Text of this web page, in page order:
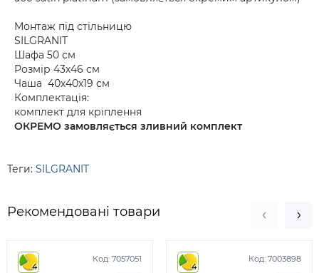
Монтаж під стільницю
SILGRANIT
Шафа 50 см
Розмір 43х46 см
Чаша 40х40х19 см
Комплектація:
комплект для кріплення
ОКРЕМО замовляється зливний комплект
Теги: SILGRANIT
Рекомендовані товари
Код: 7057051
4
Код: 7003898
4